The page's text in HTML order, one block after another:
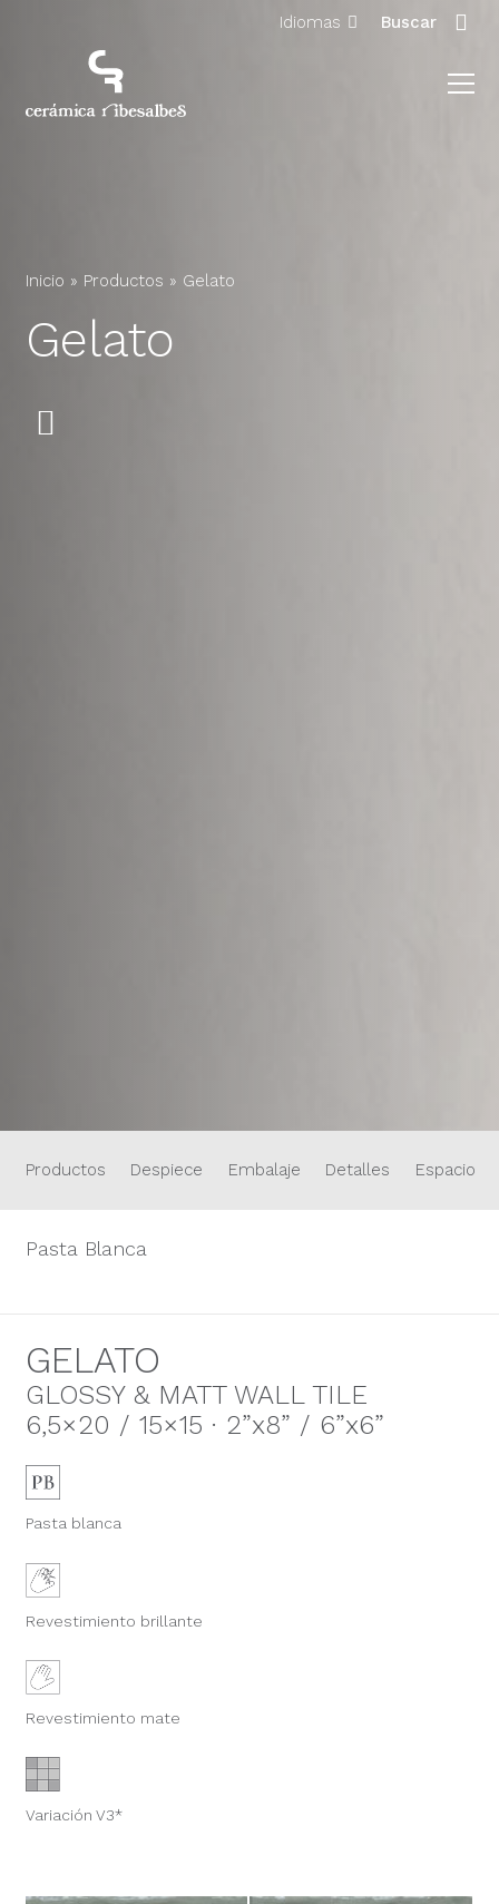
Idiomas Buscar
Inicio » Productos » Gelato
Gelato
Productos Despiece Embalaje Detalles Espacios
Pasta Blanca
GELATO
GLOSSY & MATT WALL TILE
6,5×20 / 15×15 · 2”x8” / 6”x6”
Pasta blanca
Revestimiento brillante
Revestimiento mate
Variación V3*